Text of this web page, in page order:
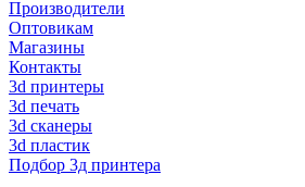
Производители
Оптовикам
Магазины
Контакты
3d принтеры
3d печать
3d сканеры
3d пластик
Подбор 3д принтера